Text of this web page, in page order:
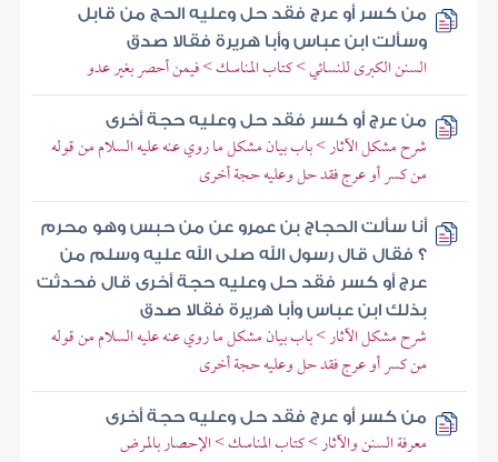
من كسر أو عرج فقد حل وعليه الحج من قابل
وسألت ابن عباس وأبا هريرة فقالا صدق
السنن الكبرى للنسائي > كتاب المناسك > فيمن أحصر بغير عدو
من عرج أو كسر فقد حل وعليه حجة أخرى
شرح مشكل الآثار > باب بيان مشكل ما روي عنه عليه السلام من قوله
من كسر أو عرج فقد حل وعليه حجة أخرى
أنا سألت الحجاج بن عمرو عن من حبس وهو محرم
؟ فقال قال رسول الله صلى الله عليه وسلم من
عرج أو كسر فقد حل وعليه حجة أخرى قال فحدثت
بذلك ابن عباس وأبا هريرة فقالا صدق
شرح مشكل الآثار > باب بيان مشكل ما روي عنه عليه السلام من قوله
من كسر أو عرج فقد حل وعليه حجة أخرى
من كسر أو عرج فقد حل وعليه حجة أخرى
معرفة السنن والآثار > كتاب المناسك > الإحصار بالمرض